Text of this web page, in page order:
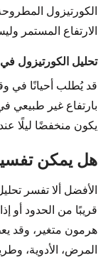
الكورتيزول
الارتفاع المستمر
تحليل الكورتيزول
قد يُطلب أحيانًا في
بارتفاع غير طبيعي
يكون منخفضًا ليلًا
هل يمكن
الأفضل ألا تفسر
قريبًا من الحدود أو
هرمون متغير، وقد
المرض، الأدوية،